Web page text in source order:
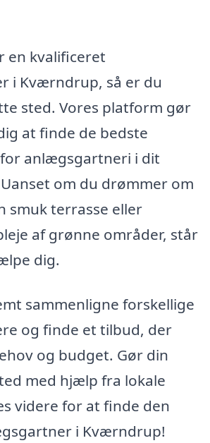
en kvalificeret
i Kværndrup, så er du
sted. Vores platform gør
at finde de bedste
anlægsgartneri i dit
om du drømmer om
smuk terrasse eller
af grønne områder, står
dig.
sammenligne forskellige
og finde et tilbud, der
og budget. Gør din
med hjælp fra lokale
videre for at finde den
i Kværndrup!